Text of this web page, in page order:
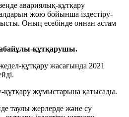
авариялық-құтқару
жою бойынша іздестіру-
Оның есебінде оннан астам
құтқарушы.
құтқару жасағында 2021
құтқару жұмыстарына қатысады.
таулы жерлерде және су